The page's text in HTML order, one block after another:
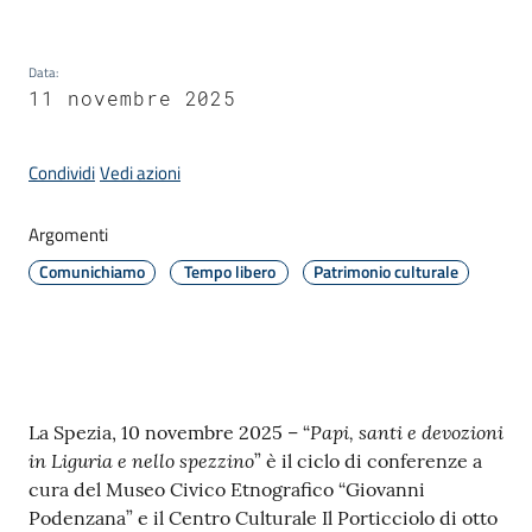
il
Comune
C
e
i
c
t
Data:
11 novembre 2025
CondividiVedi azioni
Argomenti
Comunichiamo Tempo libero Patrimonio culturale
Contenuto
La Spezia, 10 novembre 2025 – “Papi, santi e devozioni
in Liguria e nello spezzino” è il ciclo di conferenze a
cura del Museo Civico Etnografico “Giovanni
Podenzana” e il Centro Culturale Il Porticciolo di otto